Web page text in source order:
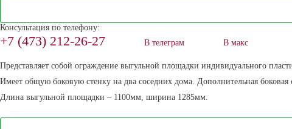
Консультация по телефону:
+7 (473) 212-26-27 В телеграм В макс
Представляет собой ограждение выгульной площадки индивидуального
Имеет общую боковую стенку на два соседних дома. Дополнительная боковая
Длина выгульной площадки – 1100мм, ширина 1285мм.